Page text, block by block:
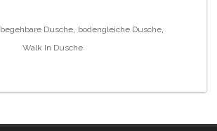
begehbare Dusche bodengleiche Dusche
Walk In Dusche